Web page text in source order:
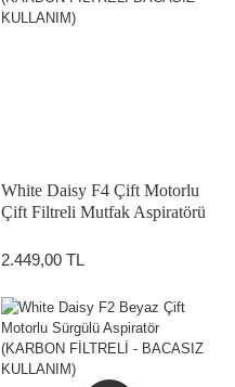
White Daisy F4 Çift Motorlu
Çift Filtreli Mutfak Aspiratörü
BACASIZ KULLANIM)
2.449,00 TL